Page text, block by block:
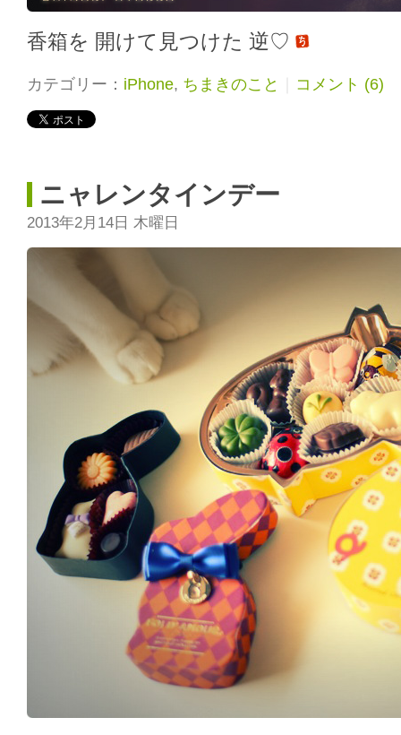
香箱を 開けて見つけた 逆♡
カテゴリー： iPhone, ちまきのこと コメント (6)
ニャレンタインデー
2013年2月14日 木曜日